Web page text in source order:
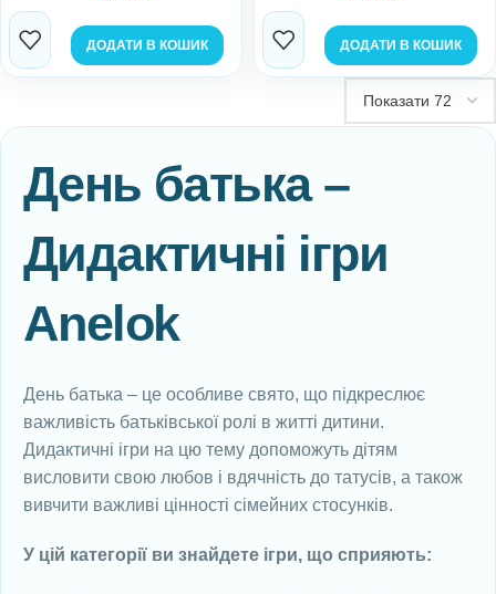
ДОДАТИ В КОШИК ДОДАТИ В КОШИК
День батька –
Дидактичні ігри
Anelok
День батька – це особливе свято, що підкреслює
важливість батьківської ролі в житті дитини.
Дидактичні ігри на цю тему допоможуть дітям
висловити свою любов і вдячність до татусів, а також
вивчити важливі цінності сімейних стосунків.
У цій категорії ви знайдете ігри, що сприяють: